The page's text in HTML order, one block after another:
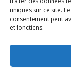
uniques sur ce site.
consentement peut
et fonctions.
10 rue
Nos autres